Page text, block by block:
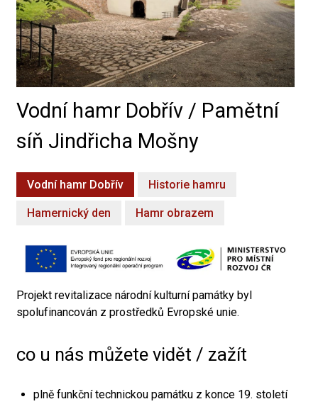
Vodní hamr Dobřív / Pamětní
síň Jindřicha Mošny
Vodní hamr Dobřív Historie hamru
Hamernický den Hamr obrazem
Projekt revitalizace národní kulturní památky byl
spolufinancován z prostředků Evropské unie.
co u nás můžete vidět / zažít
plně funkční technickou památku z konce 19. století